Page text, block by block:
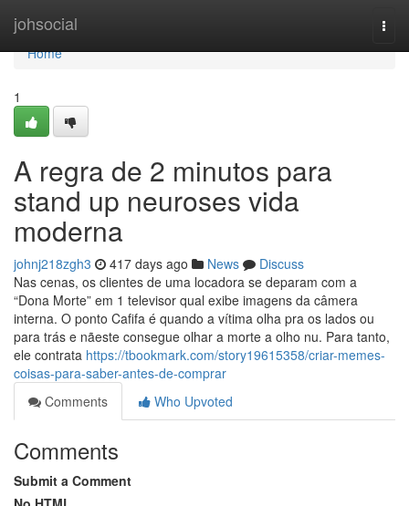
johsocial
Home
Home
1
A regra de 2 minutos para
stand up neuroses vida
moderna
johnj218zgh3 417 days ago News
Discuss
Nas cenas, os clientes de uma locadora se deparam com a
“Dona Morte” em 1 televisor qual exibe imagens da câmera
interna. O ponto Cafifa é quando a vítima olha pra os lados ou
para trás e nãeste consegue olhar a morte a olho nu. Para tanto,
ele contrata https://tbookmark.com/story19615358/criar-memes-
coisas-para-saber-antes-de-comprar
Comments
Who Upvoted
Comments
Submit a Comment